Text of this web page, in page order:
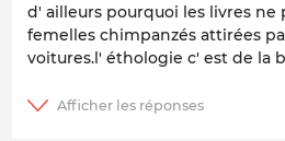
d' ailleurs pourquoi les livres ne
femelles chimpanzés attirées
voitures.l' éthologie c' est de la